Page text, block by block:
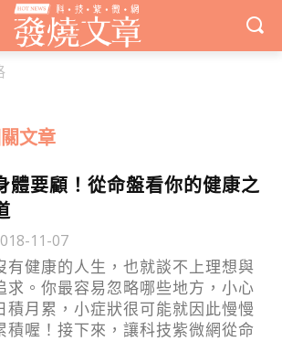
文章
體要顧！從命盤看你的健康之
11-07
有健康的人生，也就談不上理想與
求。你最容易忽略哪些地方，小心
積月累，小症狀很可能就因此慢慢
積喔！接下來，讓科技紫微網從命